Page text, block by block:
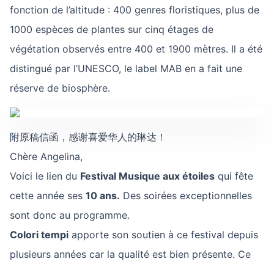
fonction de l’altitude : 400 genres floristiques, plus de
1000 espèces de plantes sur cinq étages de
végétation observés entre 400 et 1900 mètres. Il a été
distingué par l’UNESCO, le label MAB en a fait une
réserve de biosphère.
附原稿信函，感谢喜爱华人的琳达！
Chère Angelina,
Voici le lien du Festival Musique aux étoiles qui fête
cette année ses 10 ans. Des soirées exceptionnelles
sont donc au programme.
Colori tempi apporte son soutien à ce festival depuis
plusieurs années car la qualité est bien présente. Ce